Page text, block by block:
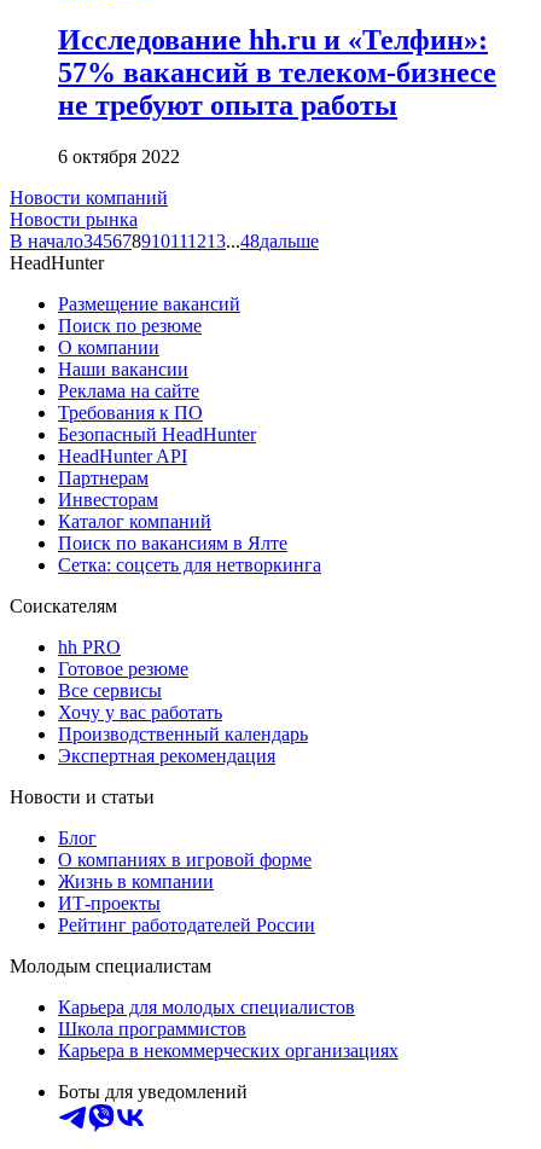
Исследование hh.ru и «Телфин»:
57% вакансий в телеком-бизнесе
не требуют опыта работы
6 октября 2022
Новости компаний
Новости рынка
В начало345678910111213...48дальше
HeadHunter
Размещение вакансий
Поиск по резюме
О компании
Наши вакансии
Реклама на сайте
Требования к ПО
Безопасный HeadHunter
HeadHunter API
Партнерам
Инвесторам
Каталог компаний
Поиск по вакансиям в Ялте
Сетка: соцсеть для нетворкинга
Соискателям
hh PRO
Готовое резюме
Все сервисы
Хочу у вас работать
Производственный календарь
Экспертная рекомендация
Новости и статьи
Блог
О компаниях в игровой форме
Жизнь в компании
ИТ-проекты
Рейтинг работодателей России
Молодым специалистам
Карьера для молодых специалистов
Школа программистов
Карьера в некоммерческих организациях
Боты для уведомлений